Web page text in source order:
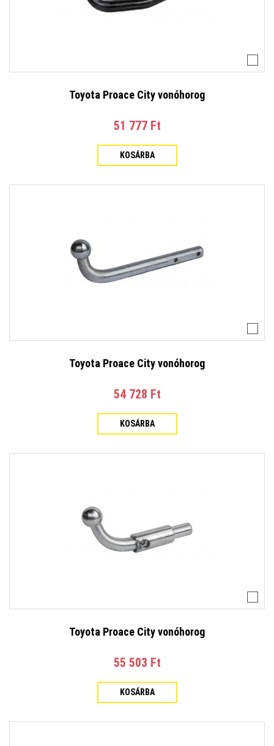
Toyota Proace City vonóhorog
51 777 Ft‎
KOSÁRBA
Toyota Proace City vonóhorog
54 728 Ft‎
KOSÁRBA
Toyota Proace City vonóhorog
55 503 Ft‎
KOSÁRBA